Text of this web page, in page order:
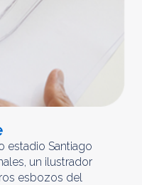
estadio Santiago
un ilustrador
esbozos del